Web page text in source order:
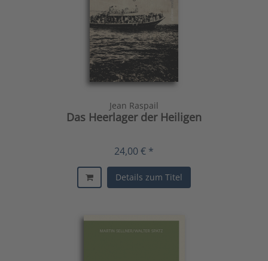
Jean Raspail
Das Heerlager der Heiligen
24,00 € *
Details zum Titel